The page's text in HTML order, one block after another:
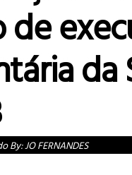
da
By:JO FERNANDES